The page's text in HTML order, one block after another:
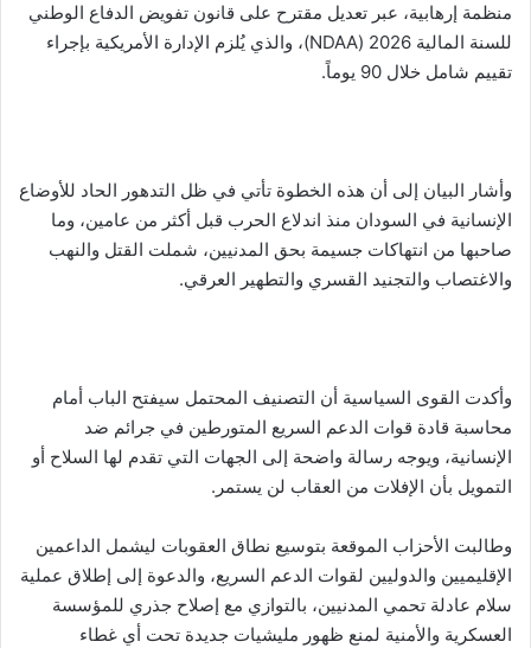
منظمة إرهابية، عبر تعديل مقترح على قانون تفويض الدفاع الوطني
للسنة المالية 2026 (NDAA)، والذي يُلزم الإدارة الأمريكية بإجراء
تقييم شامل خلال 90 يوماً.
وأشار البيان إلى أن هذه الخطوة تأتي في ظل التدهور الحاد للأوضاع
الإنسانية في السودان منذ اندلاع الحرب قبل أكثر من عامين، وما
صاحبها من انتهاكات جسيمة بحق المدنيين، شملت القتل والنهب
والاغتصاب والتجنيد القسري والتطهير العرقي.
وأكدت القوى السياسية أن التصنيف المحتمل سيفتح الباب أمام
محاسبة قادة قوات الدعم السريع المتورطين في جرائم ضد
الإنسانية، ويوجه رسالة واضحة إلى الجهات التي تقدم لها السلاح أو
التمويل بأن الإفلات من العقاب لن يستمر.
وطالبت الأحزاب الموقعة بتوسيع نطاق العقوبات ليشمل الداعمين
الإقليميين والدوليين لقوات الدعم السريع، والدعوة إلى إطلاق عملية
سلام عادلة تحمي المدنيين، بالتوازي مع إصلاح جذري للمؤسسة
العسكرية والأمنية لمنع ظهور مليشيات جديدة تحت أي غطاء